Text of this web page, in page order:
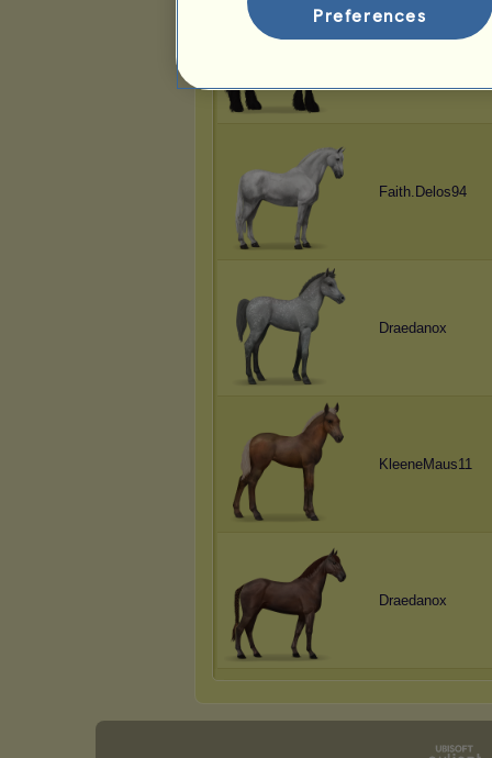
Faith.Delos94
Draedanox
KleeneMaus11
Draedanox
Preferences